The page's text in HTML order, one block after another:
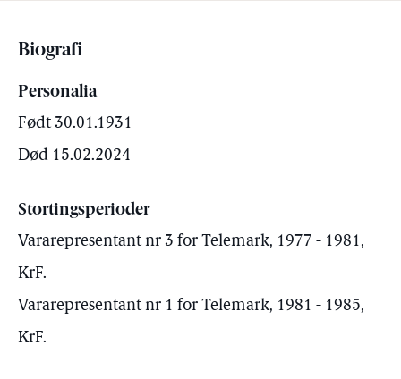
Biografi
Personalia
Født 30.01.1931
Død 15.02.2024
Stortingsperioder
Vararepresentant nr 3 for Telemark, 1977 - 1981,
KrF.
Vararepresentant nr 1 for Telemark, 1981 - 1985,
KrF.